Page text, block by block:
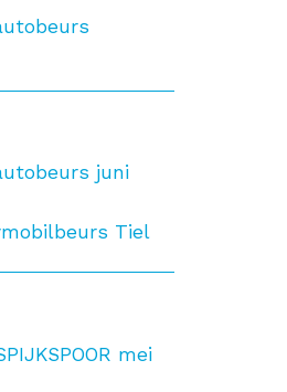
juni
Tiel
mei